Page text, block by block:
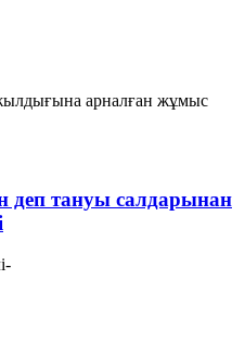
арналған жұмыс
деп тануы салдарынан